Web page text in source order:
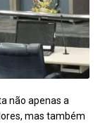
não apenas a
mas também